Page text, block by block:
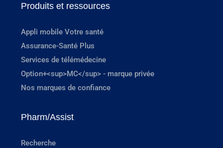
Produits et ressources
Appli mobile Votre santé
Assurance-Santé Plus
Services de télémédecine
Option+<sup>MC</sup> - marque privée
Nos marques de confiance
Pharm/Assist
Recherche